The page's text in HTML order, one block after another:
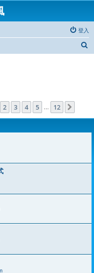
登入
頁 (共12 頁)
2 3 4 5 12